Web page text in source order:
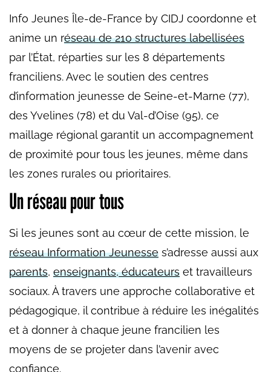
Info Jeunes Île-de-France by CIDJ coordonne et
anime un réseau de 210 structures labellisées
par l’État, réparties sur les 8 départements
franciliens. Avec le soutien des centres
d’information jeunesse de Seine-et-Marne (77),
des Yvelines (78) et du Val-d’Oise (95), ce
maillage régional garantit un accompagnement
de proximité pour tous les jeunes, même dans
les zones rurales ou prioritaires.
Un réseau pour tous
Si les jeunes sont au cœur de cette mission, le
réseau Information Jeunesse s’adresse aussi aux
parents, enseignants, éducateurs et travailleurs
sociaux. À travers une approche collaborative et
pédagogique, il contribue à réduire les inégalités
et à donner à chaque jeune francilien les
moyens de se projeter dans l’avenir avec
confiance.